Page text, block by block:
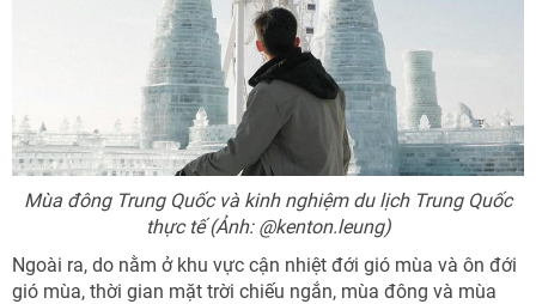
Mùa đông Trung Quốc và kinh nghiệm du lịch Trung Quốc
thực tế (Ảnh: @kenton.leung)
Ngoài ra, do nằm ở khu vực cận nhiệt đới gió mùa và ôn đới
gió mùa, thời gian mặt trời chiếu ngắn, mùa đông và mùa